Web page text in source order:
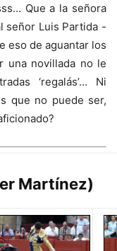
Que a la señora
señor Luis Partida -
eso de aguantar los
una novillada no le
‘regalás’… Ni
que no puede ser,
Martínez)